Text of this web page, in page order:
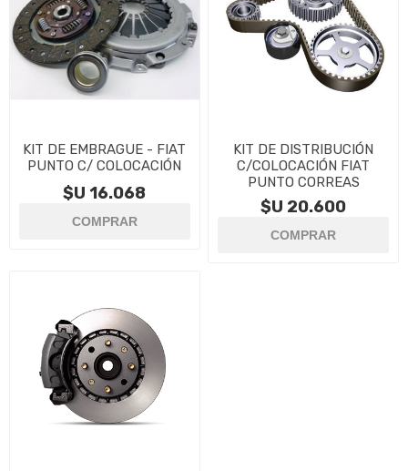
KIT DE EMBRAGUE - FIAT
PUNTO C/ COLOCACIÓN
$U 16.068
KIT DE DISTRIBUCIÓN
C/COLOCACIÓN FIAT
PUNTO CORREAS
$U 20.600